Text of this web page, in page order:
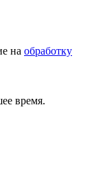
на обработку
время.